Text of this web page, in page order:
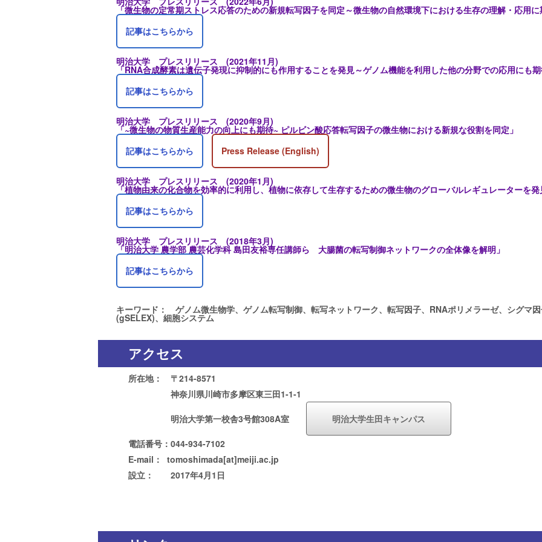
「微生物の定常期ストレス応答のための新規転写因子を同定～微生物の自然環境下における生存の理解・応用に
記事はこちらから
明治大学 プレスリリース (2021年11月)
「RNA合成酵素は遺伝子発現に抑制的にも作用することを発見～ゲノム機能を利用した他の分野での応用にも期
記事はこちらから
明治大学 プレスリリース (2020年9月)
「~微生物の物質生産能力の向上にも期待~ ピルビン酸応答転写因子の微生物における新規な役割を同定」
記事はこちらから
Press Release (English)
明治大学 プレスリリース (2020年1月)
「植物由来の化合物を効率的に利用し、植物に依存して生存するための微生物のグローバルレギュレーターを発
記事はこちらから
明治大学 プレスリリース (2018年3月)
「明治大学 農学部 農芸化学科 島田友裕専任講師ら 大腸菌の転写制御ネットワークの全体像を解明」
記事はこちらから
キーワード： ゲノム微生物学、ゲノム転写制御、転写ネットワーク、転写因子、RNAポリメラーゼ、シグマ
(gSELEX)、細胞システム
アクセス
所在地： 〒214-8571
神奈川県川崎市多摩区東三田1-1-1
明治大学第一校舎3号館308A室 明治大学生田キャンパス
電話番号：044-934-7102
E-mail： tomoshimada[at]meiji.ac.jp
設立： 2017年4月1日